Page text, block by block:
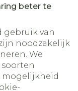
beter te
gebruik van
noodzakelijk
We
mogelijkheid